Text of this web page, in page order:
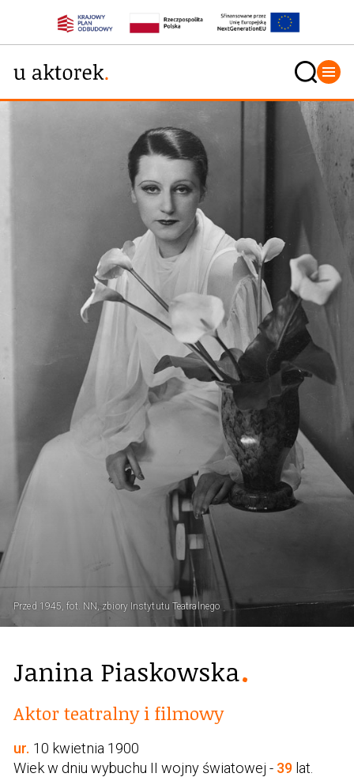
Janina Piaskowska
Aktor teatralny i filmowy
ur. 10 kwietnia 1900
Wiek w dniu wybuchu II wojny światowej - 39 lat.
Przed 1945, fot. NN, zbiory Instytutu Teatralnego